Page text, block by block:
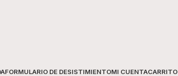
MARCA
FORMULARIO DE DESISTIMIENTOMI CUENTACARRITO